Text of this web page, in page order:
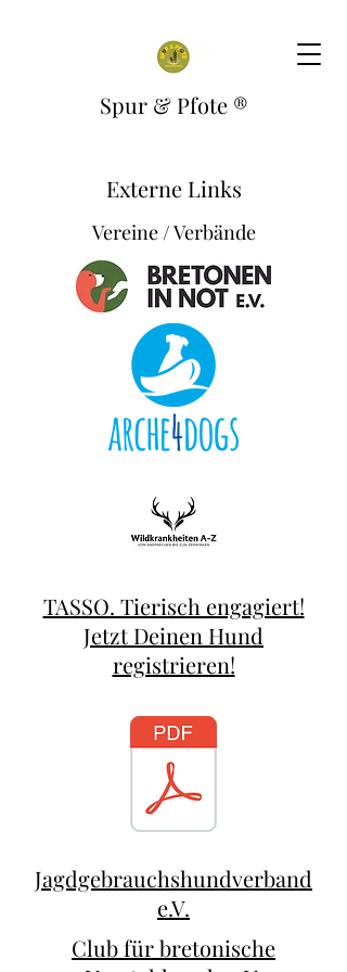
Spur & Pfote ®
Externe Links
Vereine / Verbände
TASSO. Tierisch engagiert!
Jetzt Deinen Hund
registrieren!
Jagdgebrauchshundverband
e.V.
Club für bretonische